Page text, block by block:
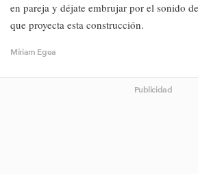
en pareja y déjate embrujar por el sonido
que proyecta esta construcción.
Míriam Egea
Publicidad